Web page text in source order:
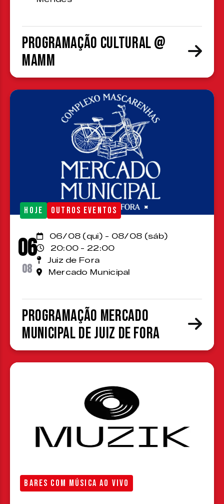
Programação cultural @
MAMM
HOJE OUTROS EVENTOS
06
08
06/08 (qui) - 08/08 (sáb)
20:00 - 22:00
Juiz de Fora
Mercado Municipal
Programação Mercado
Municipal de Juiz de Fora
BARES COM MÚSICA AO VIVO